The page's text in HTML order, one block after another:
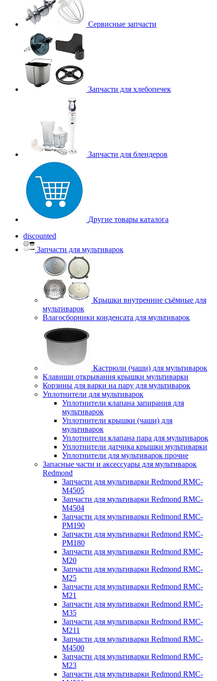
Сервисные запчасти
Запчасти для хлебопечек
Запчасти для блендеров
Другие товары каталога
discounted
Запчасти для мультиварок
Крышки внутренние съёмные для
мультиварок
Влагосборники конденсата для мультиварок
Кастрюли (чаши) для мультиварок
Клавиши открывания крышки мультиварки
Корзины для варки на пару для мультиварок
Уплотнители для мультиварок
Уплотнители клапана запирания для
мультиварок
Уплотнители крышки (чаши) для
мультиварок
Уплотнители клапана пара для мультиварок
Уплотнители датчика крышки мультиварки
Уплотнители для мультиварок прочие
Запасные части и аксессуары для мультиварок
Redmond
Запчасти для мультиварки Redmond RMC-
M4505
Запчасти для мультиварки Redmond RMC-
M4504
Запчасти для мультиварки Redmond RMC-
PM190
Запчасти для мультиварки Redmond RMC-
PM180
Запчасти для мультиварки Redmond RMC-
M20
Запчасти для мультиварки Redmond RMC-
M25
Запчасти для мультиварки Redmond RMC-
M21
Запчасти для мультиварки Redmond RMC-
M35
Запчасти для мультиварки Redmond RMC-
M211
Запчасти для мультиварки Redmond RMC-
M4500
Запчасти для мультиварки Redmond RMC-
M23
Запчасти для мультиварки Redmond RMC-